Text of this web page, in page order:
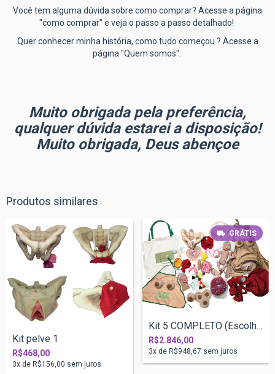
Você tem alguma dúvida sobre como comprar? Acesse a página
"como comprar" e veja o passo a passo detalhado!
Quer conhecer minha história, como tudo começou ? Acesse a
página "Quem somos".
Muito obrigada pela preferência,
qualquer dúvida estarei a disposição!
Muito obrigada, Deus abençoe
Produtos similares
Kit pelve 1
R$468,00
3x de R$156,00 sem juros
GRÁTIS
Kit 5 COMPLETO (Escolha o tamanho do beb...
R$2.846,00
3x de R$948,67 sem juros